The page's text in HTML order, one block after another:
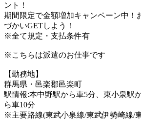
ント！
期間限定で金額増加キャンペーン中！
づかいGETしよう！
※全て規定・支払条件有
※こちらは派遣のお仕事です
【勤務地】
群馬県・邑楽郡邑楽町
駅情報:本中野駅から車5分、東小泉駅
ら車10分
※主要路線(東武小泉線/東武伊勢崎線/